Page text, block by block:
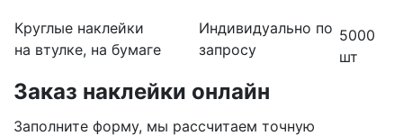
Круглые наклейки
на втулке, на бумаге
Индивидуально по
запросу
5000
шт
Заказ наклейки онлайн
Заполните форму, мы рассчитаем точную